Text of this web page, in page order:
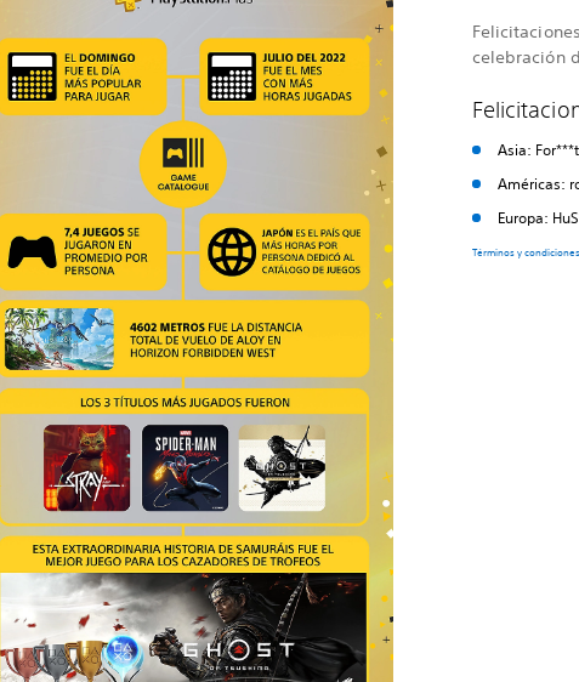
celebración
Asia:
Américas:
Europa:
Términos y condiciones